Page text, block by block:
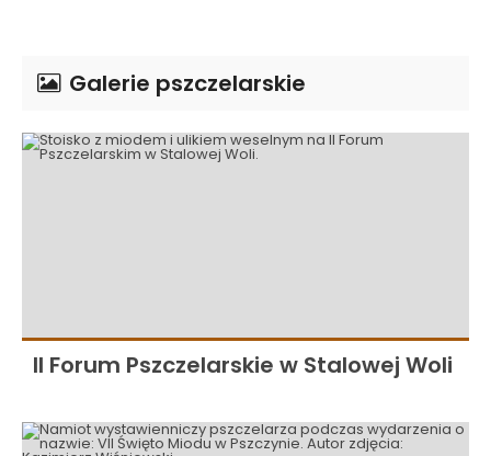
Galerie pszczelarskie
II Forum Pszczelarskie w Stalowej Woli